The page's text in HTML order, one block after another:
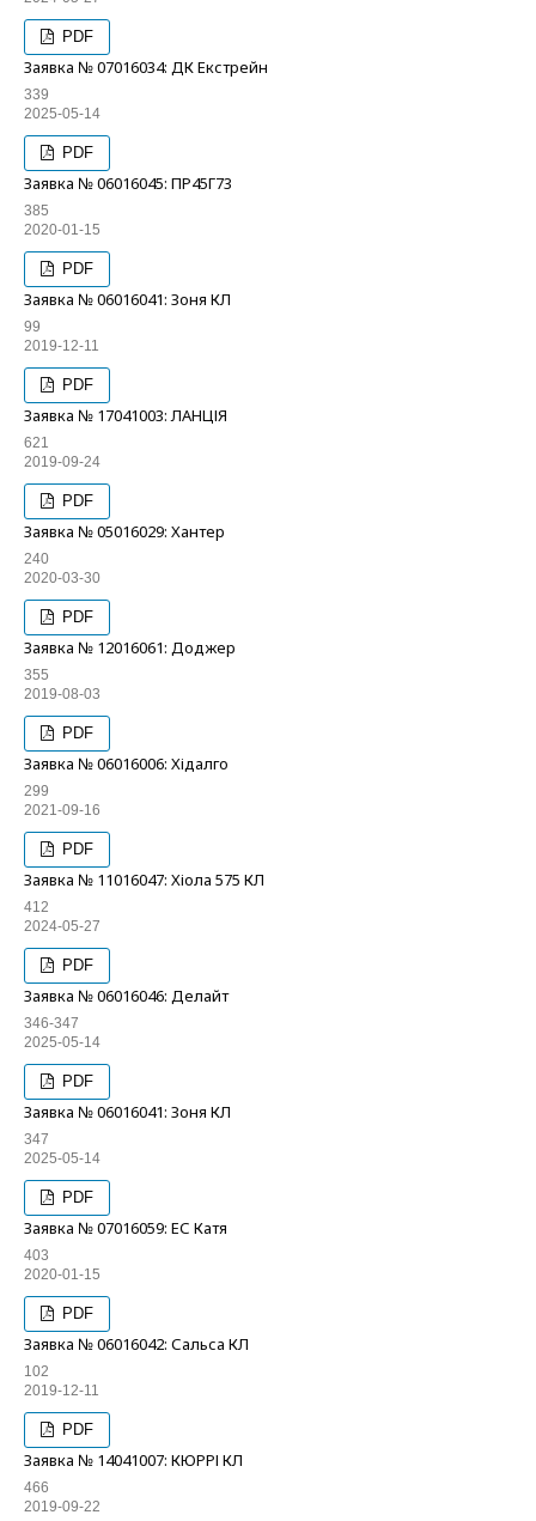
PDF
Заявка № 07016034: ДК Екстрейн
339
2025-05-14
PDF
Заявка № 06016045: ПР45Г73
385
2020-01-15
PDF
Заявка № 06016041: Зоня КЛ
99
2019-12-11
PDF
Заявка № 17041003: ЛАНЦІЯ
621
2019-09-24
PDF
Заявка № 05016029: Хантер
240
2020-03-30
PDF
Заявка № 12016061: Доджер
355
2019-08-03
PDF
Заявка № 06016006: Хідалго
299
2021-09-16
PDF
Заявка № 11016047: Хіола 575 КЛ
412
2024-05-27
PDF
Заявка № 06016046: Делайт
346-347
2025-05-14
PDF
Заявка № 06016041: Зоня КЛ
347
2025-05-14
PDF
Заявка № 07016059: ЕС Катя
403
2020-01-15
PDF
Заявка № 06016042: Сальса КЛ
102
2019-12-11
PDF
Заявка № 14041007: КЮРРІ КЛ
466
2019-09-22